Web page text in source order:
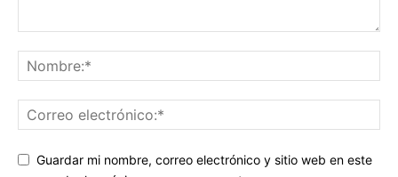
Guardar mi nombre, correo electrónico y sitio web en este